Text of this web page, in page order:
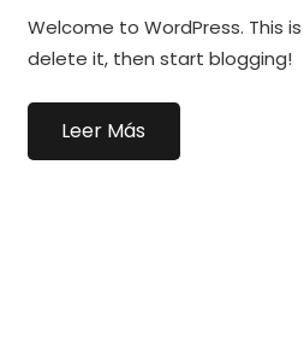
Welcome to WordPress. This
delete it, then start blogging!
Leer Más